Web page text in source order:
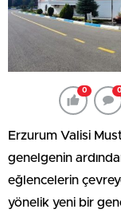
0 0
Erzurum Valisi
genelgenin
eğlencelerin
yönelik yeni bir